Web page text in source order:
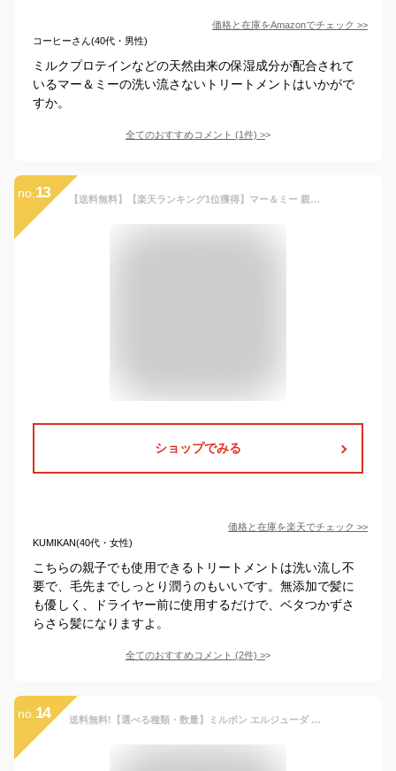
価格と在庫をAmazonでチェック >>
コーヒーさん(40代・男性)
ミルクプロテインなどの天然由来の保湿成分が配合されて
いるマー＆ミーの洗い流さないトリートメントはいかがで
すか。
全てのおすすめコメント (1件) >
no. 13 【送料無料】【楽天ランキング1位獲得】マー＆ミー 親子で使える 浸透さらさら トリートメントオイル 50ml おまけ付き | 洗い流さない ヘアケア ヘアオイル ママ ベビー キッズ 子供 赤
ショップでみる
価格と在庫を楽天でチェック >>
KUMIKAN(40代・女性)
こちらの親子でも使用できるトリートメントは洗い流し不
要で、毛先までしっとり潤うのもいいです。無添加で髪に
も優しく、ドライヤー前に使用するだけで、ベタつかずさ
らさら髪になりますよ。
全てのおすすめコメント (2件) >
no. 14 送料無料!【選べる種類・数量】ミルボン エルジューダ エマルジョン エマルジョン＋ MO FO グレイスオンセラム グレイスオンエマルジョン ブリーチケアセラム ブリーチケアジェルセラム フリッズフィクサーエマルジョン フリッズフィクサーエマルジョン＋ 120ml